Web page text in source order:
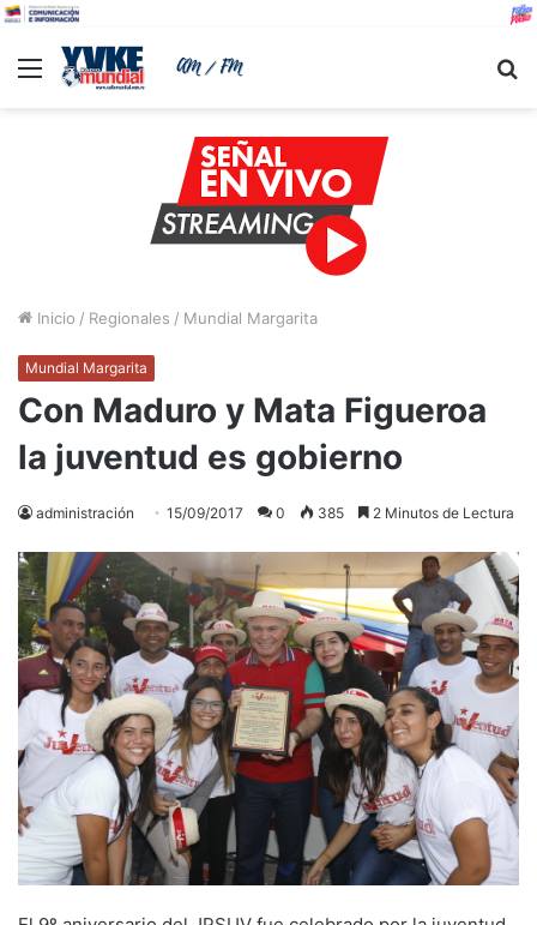
Menu
Inicio / Regionales / Mundial Margarita
Mundial Margarita
Con Maduro y Mata Figueroa
la juventud es gobierno
administración 15/09/2017 0 385 2 Minutos de Lectura